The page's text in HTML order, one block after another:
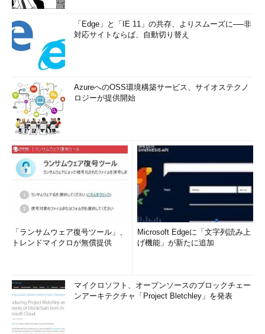
「Edge」と「IE 11」の共存、よりスムーズに──非
対応サイトならば、自動切り替え
AzureへのOSS環境構築サービス、サイオステクノ
ロジーが提供開始
「ランサムウェア復号ツール」、
トレンドマイクロが無償提供
Microsoft Edgeに「文字列読み上
げ機能」が新たに追加
マイクロソフト、オープンソースのブロックチェー
ンアーキテクチャ「Project Bletchley」を発表